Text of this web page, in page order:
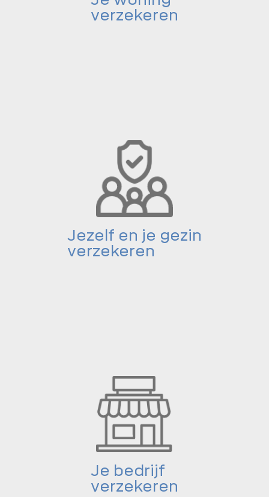
verzekeren
Jezelf en je gezin
verzekeren
Je bedrijf
verzekeren